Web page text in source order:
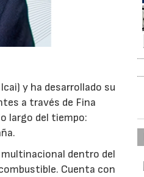
y ha desarrollado su
a través de Fina
largo del tiempo:
multinacional dentro del
Cuenta con